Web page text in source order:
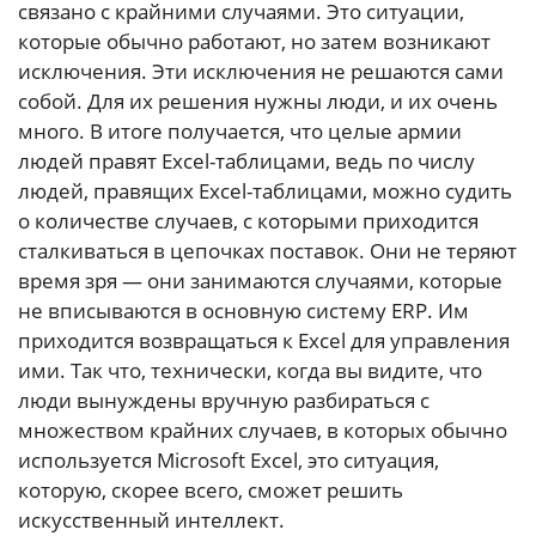
связано с крайними случаями. Это ситуации,
которые обычно работают, но затем возникают
исключения. Эти исключения не решаются сами
собой. Для их решения нужны люди, и их очень
много. В итоге получается, что целые армии
людей правят Excel-таблицами, ведь по числу
людей, правящих Excel-таблицами, можно судить
о количестве случаев, с которыми приходится
сталкиваться в цепочках поставок. Они не теряют
время зря — они занимаются случаями, которые
не вписываются в основную систему ERP. Им
приходится возвращаться к Excel для управления
ими. Так что, технически, когда вы видите, что
люди вынуждены вручную разбираться с
множеством крайних случаев, в которых обычно
используется Microsoft Excel, это ситуация,
которую, скорее всего, сможет решить
искусственный интеллект.